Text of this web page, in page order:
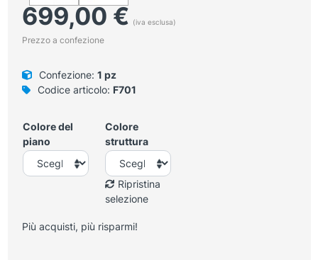
699,00€ (iva esclusa)
Prezzo a confezione
Confezione: 1 pz
Codice articolo: F701
Colore del
piano
Colore
struttura
Ripristina
selezione
Più acquisti, più risparmi!